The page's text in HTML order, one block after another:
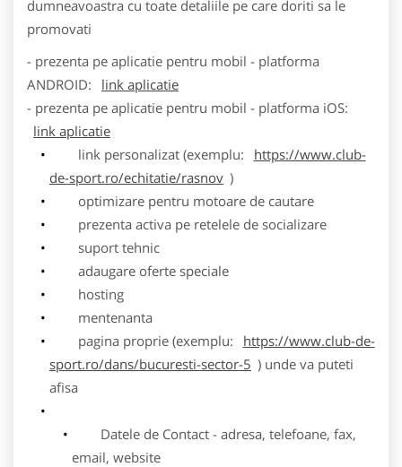
dumneavoastra cu toate detaliile pe care doriti sa le
promovati
- prezenta pe aplicatie pentru mobil - platforma
ANDROID:
link aplicatie
- prezenta pe aplicatie pentru mobil - platforma iOS:
link aplicatie
link personalizat (exemplu:
https://www.club-
de-sport.ro/echitatie/rasnov )
optimizare pentru motoare de cautare
prezenta activa pe retelele de socializare
suport tehnic
adaugare oferte speciale
hosting
mentenanta
pagina proprie (exemplu:
https://www.club-de-
sport.ro/dans/bucuresti-sector-5 ) unde va puteti
afisa
Datele de Contact - adresa, telefoane, fax,
email, website